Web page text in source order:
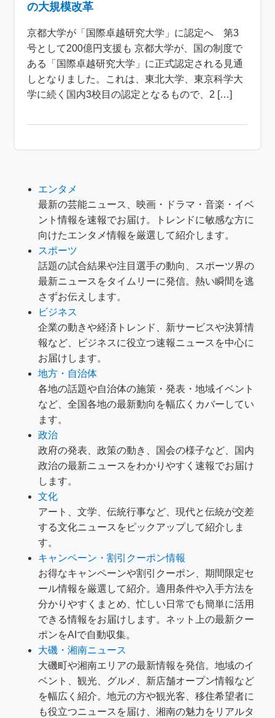
の大規模改革
京都大学が「国際卓越研究大学」に認定へ 第3
号として200億円支援も 京都大学が、国の制度で
ある「国際卓越研究大学」に正式認定される見通
しとなりました。これは、東北大学、東京科学大
学に続く国内3校目の認定となるもので、2 […]
エンタメ
最新の芸能ニュース、映画・ドラマ・音楽・イベ
ント情報を速報でお届け。トレンドに敏感な方に
向けたエンタメ情報を厳選して紹介します。
スポーツ
話題の試合結果や注目選手の動向、スポーツ界の
最新ニュースをタイムリーに発信。熱い瞬間を逃
さずお伝えします。
ビジネス
企業の動きや経済トレンド、新サービスや決算情
報など、ビジネスに役立つ速報ニュースを中心に
お届けします。
地方・自治体
各地の話題や自治体の施策・発表・地域イベント
など、全国各地の最新動向を幅広くカバーしてい
ます。
政治
政府の発表、政策の動き、国会の様子など、国内
政治の最新ニュースをわかりやすく速報でお届け
します。
文化
アート、文学、伝統行事など、現代と伝統が交差
する文化ニュースをピックアップして紹介しま
す。
キャンペーン・割引クーポン情報
お得なキャンペーンや割引クーポン、期間限定セ
ール情報を厳選して紹介。適用条件や入手方法を
分かりやすくまとめ、忙しい日常でも簡単に活用
できる情報をお届けします。ネット上の最新クー
ポンをAIで自動収集。
大磯・湘南ニュース
大磯町や湘南エリアの最新情報を発信。地域のイ
ベント、観光、グルメ、新店舗オープン情報など
を幅広く紹介。地元の方や観光客、移住希望者に
も役立つニュースを届け、湘南の魅力をリアルタ